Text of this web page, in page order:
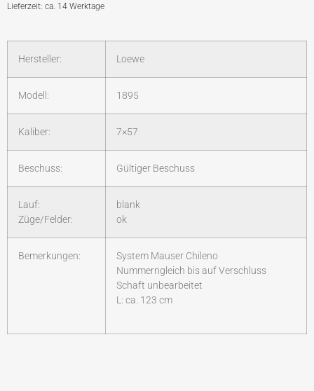
Lieferzeit: ca. 14 Werktage
Hersteller: Loewe
Modell: 1895
Kaliber: 7×57
Beschuss: Gültiger Beschuss
Lauf:
Züge/Felder:
blank
ok
Bemerkungen:
System Mauser Chileno
Nummerngleich bis auf Verschluss
Schaft unbearbeitet
L: ca. 123 cm